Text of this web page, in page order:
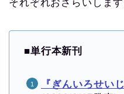
それぞれおさらいします
■単行本新刊
『ぎんいろせい